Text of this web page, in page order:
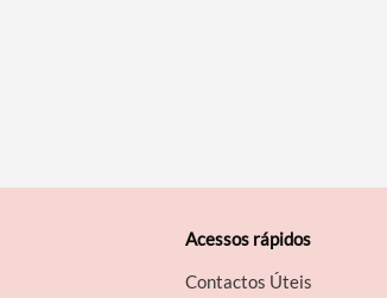
Acessos rápidos
Contactos Úteis